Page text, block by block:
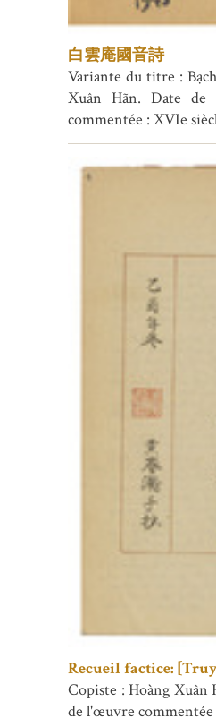
白雲庵國音詩
Variante du titre :
Xuân Hãn. Date de
commentée : XVIe
Recueil factice:
Copiste : Hoàng Xuân
de l'œuvre